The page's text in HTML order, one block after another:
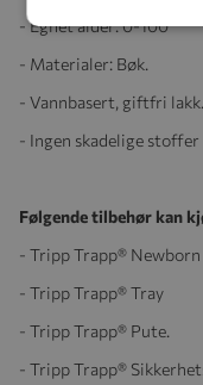
- Egnet alder: 0-100
- Materialer: Bøk.
- Vannbasert, giftfri lakk.
- Ingen skadelige
Følgende tilbehør kan
- Tripp Trapp® Newborn
- Tripp Trapp® Tray
- Tripp Trapp® Pute.
- Tripp Trapp®